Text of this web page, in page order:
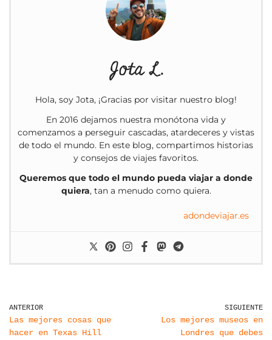
Jota L.
Hola, soy Jota, ¡Gracias por visitar nuestro blog!
En 2016 dejamos nuestra monótona vida y
comenzamos a perseguir cascadas, atardeceres y vistas
de todo el mundo. En este blog, compartimos historias
y consejos de viajes favoritos.
Queremos que todo el mundo pueda viajar a donde
quiera, tan a menudo como quiera.
adondeviajar.es
ANTERIOR
Las mejores cosas que
hacer en Texas Hill
SIGUIENTE
Los mejores museos en
Londres que debes